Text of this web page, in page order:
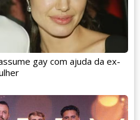
gay com ajuda da ex-